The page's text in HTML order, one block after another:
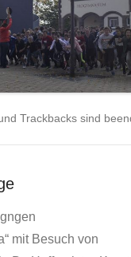
Trackbacks sind
mit Besuch von